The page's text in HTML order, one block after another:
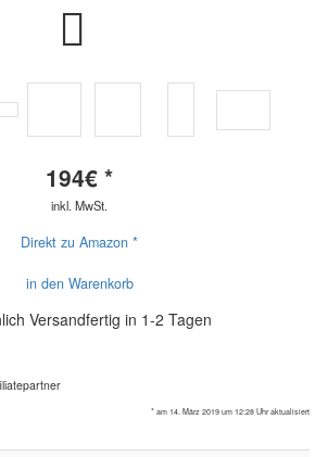
194€ *
inkl. MwSt.
Direkt zu Amazon *
in den Warenkorb
Versandfertig in 1-2 Tagen
* am 14. März 2019 um 12:28 Uhr aktualisiert